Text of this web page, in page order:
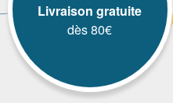
Livraison gratuite
dès 80€